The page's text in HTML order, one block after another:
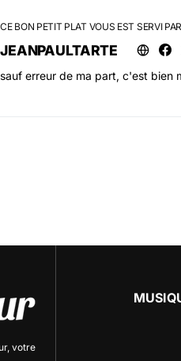
CE BON PETIT PLAT VOUS EST SERVI PAR
JEANPAULTARTE
sauf erreur de ma part, c'est bien
, votre